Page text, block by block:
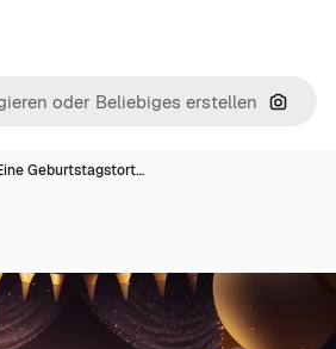
Nach
Geburtstagstort…